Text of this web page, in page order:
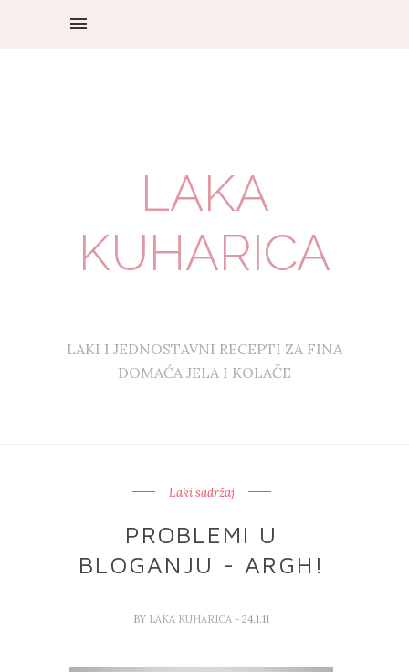
LAKA
KUHARICA
LAKI I JEDNOSTAVNI RECEPTI ZA FINA
DOMAĆA JELA I KOLAČE
Laki sadržaj
PROBLEMI U
BLOGANJU - ARGH!
BY LAKA KUHARICA - 24.1.11